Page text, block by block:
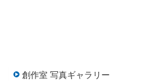
創作室 写真ギャラリー